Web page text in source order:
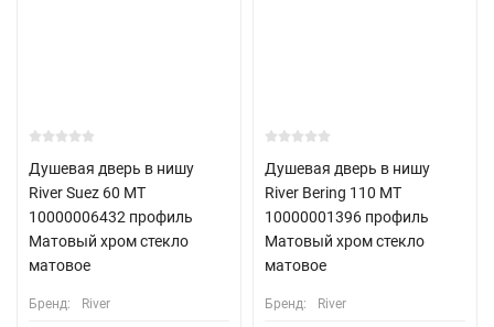
Душевая дверь в нишу
River Suez 60 МТ
10000006432 профиль
Матовый хром стекло
матовое
Бренд: River
Душевая дверь в нишу
River Bering 110 МТ
10000001396 профиль
Матовый хром стекло
матовое
Бренд: River